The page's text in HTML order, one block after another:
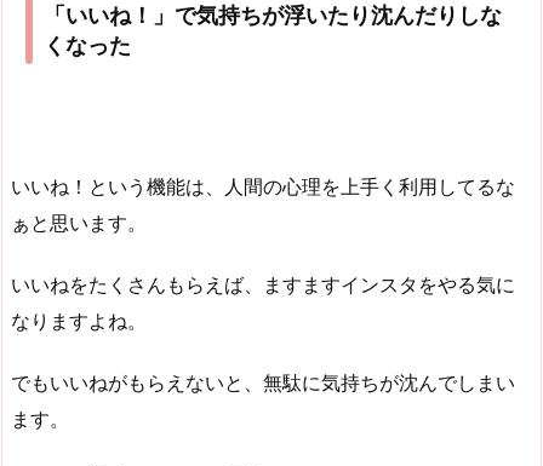
「いいね！」で気持ちが浮いたり沈んだりしな
くなった
いいね！という機能は、人間の心理を上手く利用してるな
ぁと思います。
いいねをたくさんもらえば、ますますインスタをやる気に
なりますよね。
でもいいねがもらえないと、無駄に気持ちが沈んでしまい
ます。